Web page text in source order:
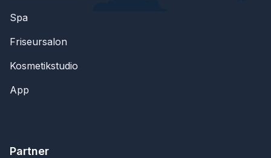
Spa
Friseursalon
Kosmetikstudio
App
Partner